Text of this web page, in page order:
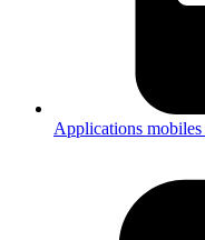
Applications mobiles